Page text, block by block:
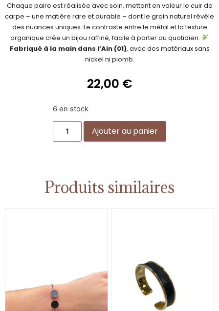
Chaque paire est réalisée avec soin, mettant en valeur le cuir de
carpe – une matière rare et durable – dont le grain naturel révèle
des nuances uniques. Le contraste entre le métal et la texture
organique crée un bijou raffiné, facile à porter au quotidien.
Fabriqué à la main dans l’Ain (01), avec des matériaux sans
nickel ni plomb.
22,00 €
6 en stock
Ajouter au panier
Produits similaires